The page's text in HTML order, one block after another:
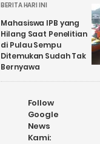
BERITA HARI INI
Mahasiswa IPB yang
Hilang Saat Penelitian
di Pulau Sempu
Ditemukan Sudah Tak
Bernyawa
Follow
Google
News
Kami: